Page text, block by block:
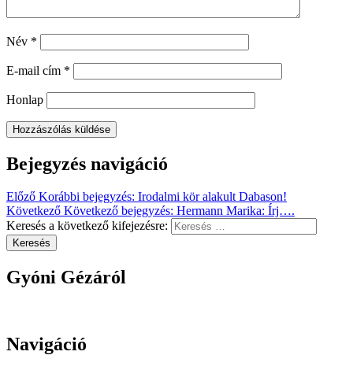
Név *
E-mail cím *
Honlap
Bejegyzés navigáció
Előző Korábbi bejegyzés: Irodalmi kör alakult Dabason!
Következő Következő bejegyzés: Hermann Marika: Írj….
Keresés a következő kifejezésre:
Keresés
Gyóni Gézáról
Navigáció